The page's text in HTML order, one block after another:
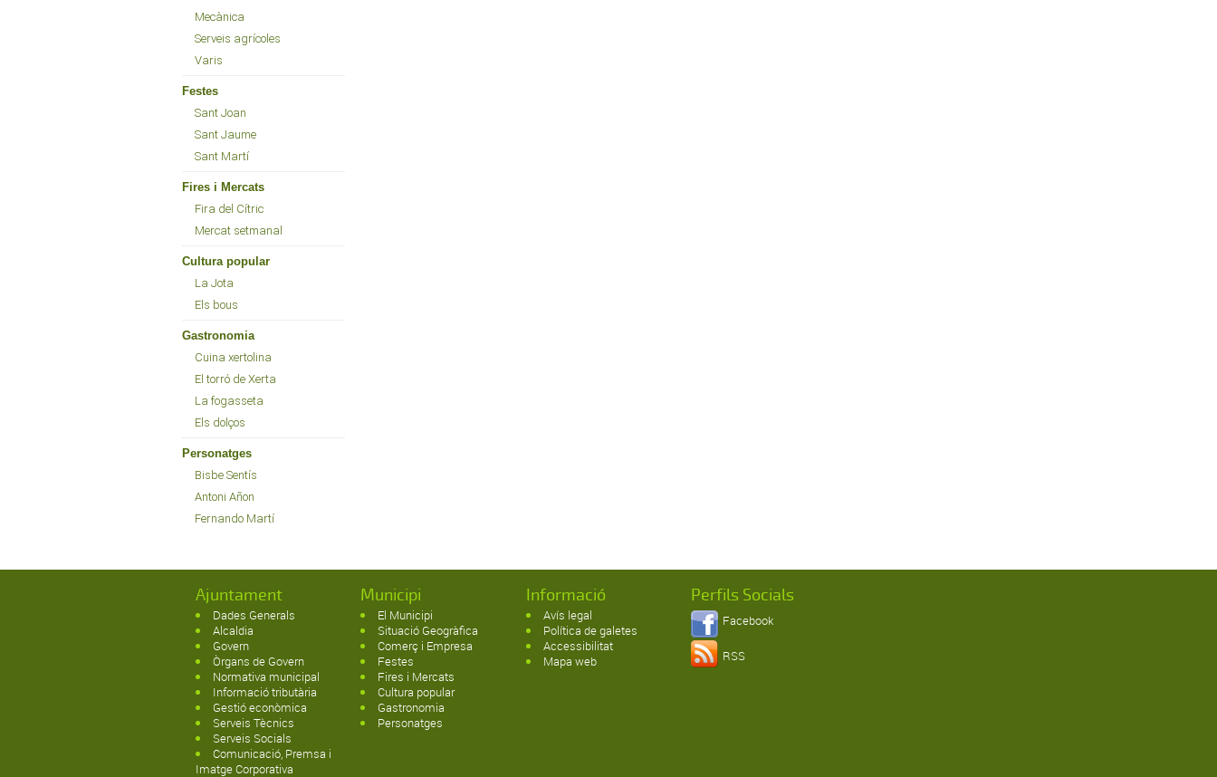
Mecànica
Serveis agrícoles
Varis
Festes
Sant Joan
Sant Jaume
Sant Martí
Fires i Mercats
Fira del Cítric
Mercat setmanal
Cultura popular
La Jota
Els bous
Gastronomia
Cuina xertolina
El torró de Xerta
La fogasseta
Els dolços
Personatges
Bisbe Sentís
Antoni Añon
Fernando Martí
Ajuntament
Dades Generals
Alcaldia
Govern
Òrgans de Govern
Normativa municipal
Informació tributària
Gestió econòmica
Serveis Tècnics
Serveis Socials
Comunicació, Premsa i
Imatge Corporativa
Municipi
El Municipi
Situació Geogràfica
Comerç i Empresa
Festes
Fires i Mercats
Cultura popular
Gastronomia
Personatges
Informació
Avís legal
Política de galetes
Accessibilitat
Mapa web
Perfils Socials
Facebook
RSS